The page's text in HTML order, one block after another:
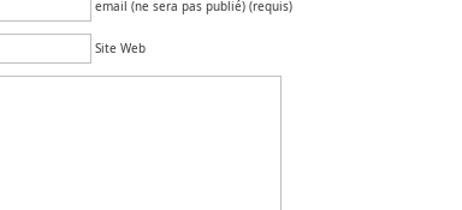
email (ne sera pas publié) (requis)
Site Web